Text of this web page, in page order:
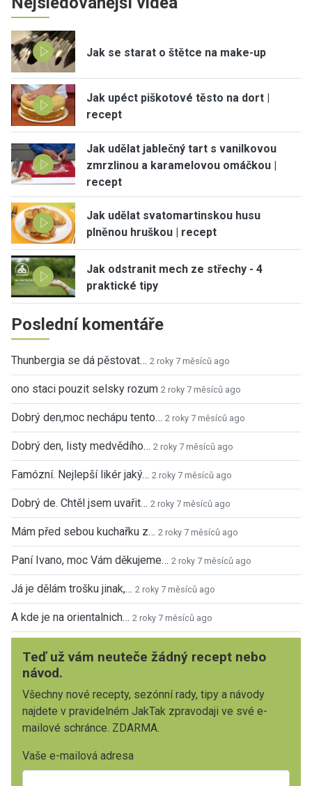
Jak se starat o štětce na make-up
Jak upéct piškotové těsto na dort |
recept
Jak udělat jablečný tart s vanilkovou
zmrzlinou a karamelovou omáčkou |
recept
Jak udělat svatomartinskou husu
plněnou hruškou | recept
Jak odstranit mech ze střechy - 4
praktické tipy
Poslední komentáře
Thunbergia se dá pěstovat… 2 roky 7 měsíců ago
ono staci pouzit selsky rozum 2 roky 7 měsíců ago
Dobrý den,moc nechápu tento… 2 roky 7 měsíců ago
Dobrý den, listy medvědího… 2 roky 7 měsíců ago
Famózní. Nejlepší likér jaký… 2 roky 7 měsíců ago
Dobrý de. Chtěl jsem uvařit… 2 roky 7 měsíců ago
Mám před sebou kuchařku z… 2 roky 7 měsíců ago
Paní Ivano, moc Vám děkujeme… 2 roky 7 měsíců ago
Já je dělám trošku jinak,… 2 roky 7 měsíců ago
A kde je na orientalnich… 2 roky 7 měsíců ago
Teď už vám neuteče žádný recept nebo
návod.
Všechny nové recepty, sezónní rady, tipy a návody
najdete v pravidelném JakTak zpravodaji ve své e-
mailové schránce. ZDARMA.
Vaše e-mailová adresa